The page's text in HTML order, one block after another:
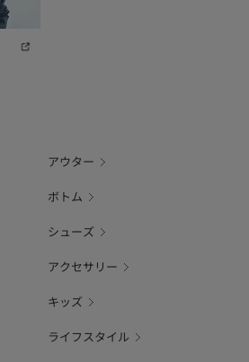
アウター
ボトム
シューズ
アクセサリー
キッズ
ライフスタイル